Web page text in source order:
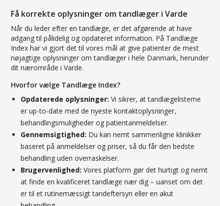
Få korrekte oplysninger om tandlæger i Varde
Når du leder efter en tandlæge, er det afgørende at have
adgang til pålidelig og opdateret information. På Tandlæge
Index har vi gjort det til vores mål at give patienter de mest
nøjagtige oplysninger om tandlæger i hele Danmark, herunder
dit nærområde i Varde.
Hvorfor vælge Tandlæge Index?
Opdaterede oplysninger: Vi sikrer, at tandlægelisterne
er up-to-date med de nyeste kontaktoplysninger,
behandlingsmuligheder og patientanmeldelser.
Gennemsigtighed: Du kan nemt sammenligne klinikker
baseret på anmeldelser og priser, så du får den bedste
behandling uden overraskelser.
Brugervenlighed: Vores platform gør det hurtigt og nemt
at finde en kvalificeret tandlæge nær dig – uanset om det
er til et rutinemæssigt tandeftersyn eller en akut